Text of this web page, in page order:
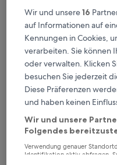
Woodcote Hotel
Woodcote Hotel
3.5-
Sterne-
Unterkunft
1,9 km von Bahnhof Little
9.2
von
10,
9,2/10 Wunderbar (308
Wir und unsere16
auf Informationen auf
Kennungen in Cookies,
verarbeiten. Sie können
oder verwalten. Klicken
besuchen Sie jederzeit
Diese Präferenzen
und haben keinen
Wir und unsere
Folgendes
Verwendung genauer
Identifikation aktiv abfragen.